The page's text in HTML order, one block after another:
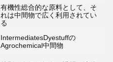
有機性総合的な原料として、そ
れは中間物で広く利用されてい
る
IntermediatesDyestuffの
Agrochemical中間物